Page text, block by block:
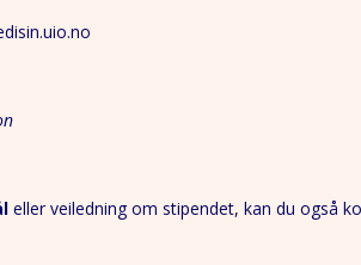
eller veiledning om stipendet, kan du også